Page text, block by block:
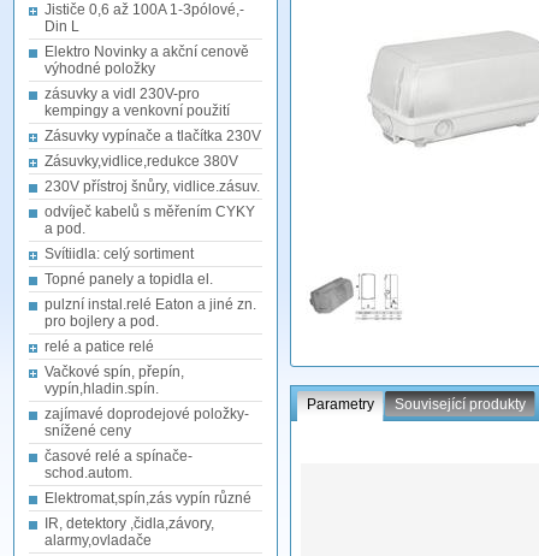
Jističe 0,6 až 100A 1-3pólové,-
Din L
Elektro Novinky a akční cenově
výhodné položky
zásuvky a vidl 230V-pro
kempingy a venkovní použití
Zásuvky vypínače a tlačítka 230V
Zásuvky,vidlice,redukce 380V
230V přístroj šnůry, vidlice.zásuv.
odvíječ kabelů s měřením CYKY
a pod.
Svítiidla: celý sortiment
Topné panely a topidla el.
pulzní instal.relé Eaton a jiné zn.
pro bojlery a pod.
relé a patice relé
Vačkové spín, přepín,
vypín,hladin.spín.
zajímavé doprodejové položky-
snížené ceny
časové relé a spínače-
schod.autom.
Elektromat,spín,zás vypín různé
IR, detektory ,čidla,závory,
alarmy,ovladače
Parametry Související produkty